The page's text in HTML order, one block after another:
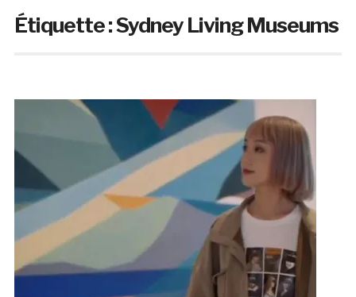
Étiquette :Sydney Living Museums